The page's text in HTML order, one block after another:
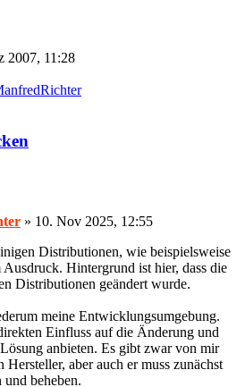
2007, 11:28
» 10. Nov 2025, 12:55
Distributionen, wie beispielsweise
Hintergrund ist hier, dass die
Distributionen geändert wurde.
meine Entwicklungsumgebung.
Einfluss auf die Änderung und
anbieten. Es gibt zwar von mir
Hersteller, aber auch er muss zunächst
und beheben.